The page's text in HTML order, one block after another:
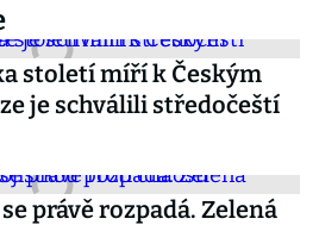
století míří k Českým
je schválili středočeští
právě rozpadá. Zelená